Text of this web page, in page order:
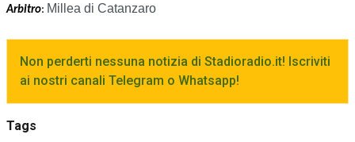
Arbitro: Millea di Catanzaro
Non perderti nessuna notizia di Stadioradio.it! Iscriviti
ai nostri canali Telegram o Whatsapp!
Tags